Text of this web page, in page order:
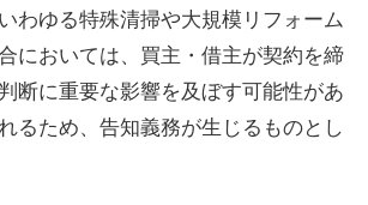
わゆる特殊清掃や大規模リフォーム
においては、買主・借主が契約を締
断に重要な影響を及ぼす可能性があ
るため、告知義務が生じるものとし